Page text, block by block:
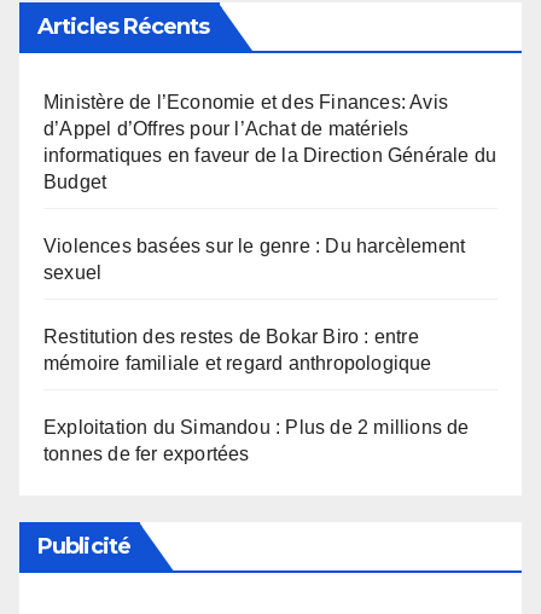
Articles Récents
Ministère de l’Economie et des Finances: Avis
d’Appel d’Offres pour l’Achat de matériels
informatiques en faveur de la Direction Générale du
Budget
Violences basées sur le genre : Du harcèlement
sexuel
Restitution des restes de Bokar Biro : entre
mémoire familiale et regard anthropologique
Exploitation du Simandou : Plus de 2 millions de
tonnes de fer exportées
Publicité